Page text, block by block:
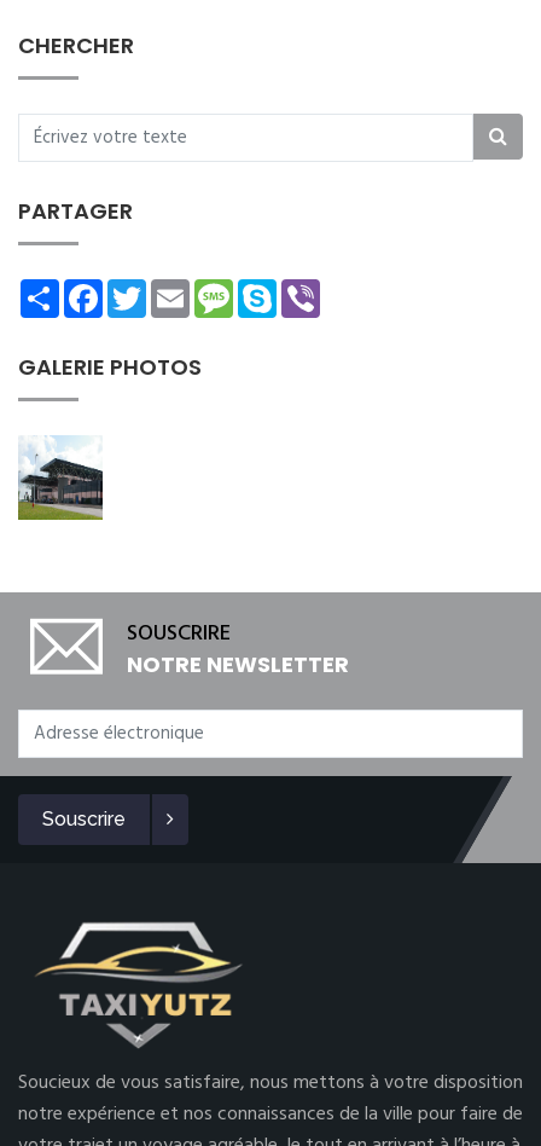
CHERCHER
PARTAGER
ShareFacebookTwitterEmailMessage
Skype
GALERIE PHOTOS
SOUSCRIRE
NOTRE NEWSLETTER
Souscrire
Soucieux de vous satisfaire, nous mettons à votre disposition
notre expérience et nos connaissances de la ville pour faire de